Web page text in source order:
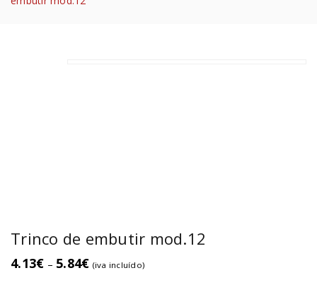
Trinco de embutir mod.12
4.13€ – 5.84€ (iva incluído)